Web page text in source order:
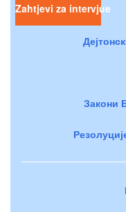
Zahtjevi za intervjue
Закони